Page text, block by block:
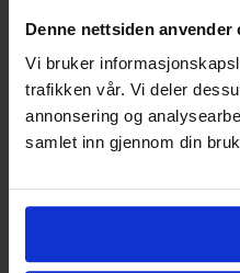
Denne nettsiden anvender
Vi bruker
trafikken vår. Vi deler
annonsering og
samlet inn gjennom din